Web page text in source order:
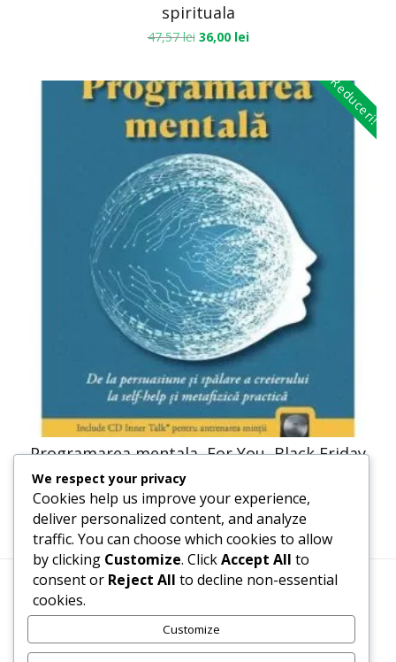
spirituala
47,57lei 36,00 lei
Reduceri!
Programarea mentala, For You, Black Friday
41,23lei
Termeni, Condiții & Protecția Datelor (GDPR)
We respect your privacy
Cookies help us improve your experience,
deliver personalized content, and analyze
traffic. You can choose which cookies to allow
by clicking Customize. ClickAccept All to
consent or Reject All to decline non-essential
cookies.
Customize